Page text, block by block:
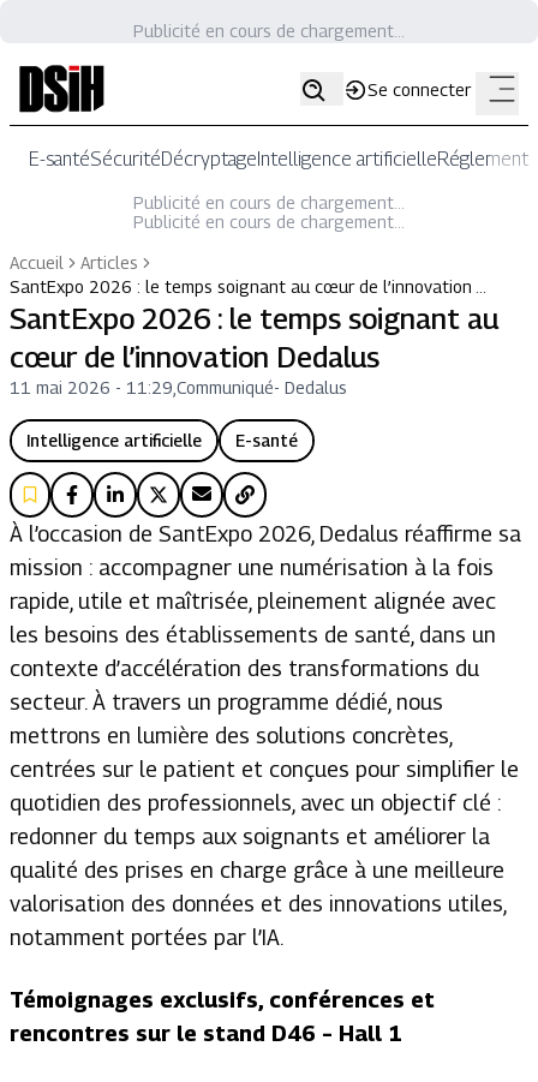
Publicité en cours de chargement...
Se connecter
E-santéSécuritéDécryptageIntelligence artificielle
Publicité en cours de chargement...
Publicité en cours de chargement...
Accueil
Articles
SantExpo 2026 : le temps soignant au cœur de l’innovation …
SantExpo 2026 : le temps soignant au
cœur de l’innovation Dedalus
11 mai 2026 - 11:29 Communiqué- Dedalus
Intelligence artificielle E-santé
À l’occasion de SantExpo 2026, Dedalus réaffirme sa
mission : accompagner une numérisation à la fois
rapide, utile et maîtrisée, pleinement alignée avec
les besoins des établissements de santé, dans un
contexte d’accélération des transformations du
secteur. À travers un programme dédié, nous
mettrons en lumière des solutions concrètes,
centrées sur le patient et conçues pour simplifier le
quotidien des professionnels, avec un objectif clé :
redonner du temps aux soignants et améliorer la
qualité des prises en charge grâce à une meilleure
valorisation des données et des innovations utiles,
notamment portées par l’IA.
Témoignages exclusifs, conférences et
rencontres sur le stand D46 – Hall 1